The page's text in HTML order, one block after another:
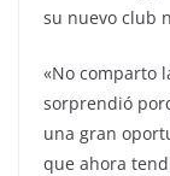
su nuevo club
«No comparto
sorprendió
una gran
que ahora